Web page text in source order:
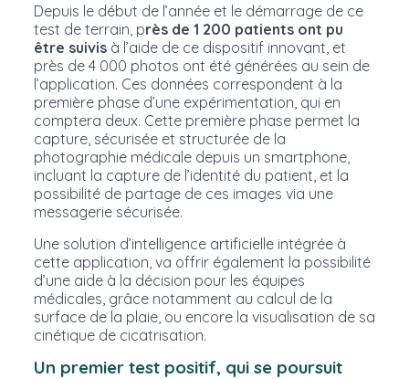
Depuis le début de l’année et le démarrage de ce
test de terrain, près de 1 200 patients ont pu
être suivisà l’aide de ce dispositif innovant, et
près de 4 000 photos ont été générées au sein de
l’application. Ces données correspondent à la
première phase d’une expérimentation, qui en
comptera deux. Cette première phase permet la
capture, sécurisée et structurée de la
photographie médicale depuis un smartphone,
incluant la capture de l’identité du patient, et la
possibilité de partage de ces images via une
messagerie sécurisée.
Une solution d’intelligence artificielle intégrée à
cette application, va offrir également la possibilité
d’une aide à la décision pour les équipes
médicales, grâce notamment au calcul de la
surface de la plaie, ou encore la visualisation de sa
cinétique de cicatrisation.
Un premier test positif, qui se poursuit